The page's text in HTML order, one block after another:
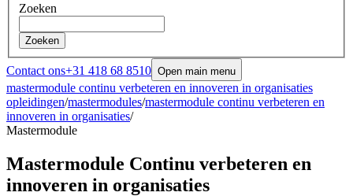
Zoeken
Zoeken
Contact ons+31 418 68 8510 Open main menu
mastermodule continu verbeteren en innoveren in organisaties
opleidingen/mastermodules/mastermodule continu verbeteren en
innoveren in organisaties/
Mastermodule
Mastermodule Continu verbeteren en
innoveren in organisaties